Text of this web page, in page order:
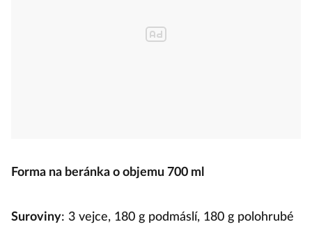
Forma na beránka o objemu 700 ml
Suroviny: 3 vejce, 180 g podmáslí, 180 g polohrubé